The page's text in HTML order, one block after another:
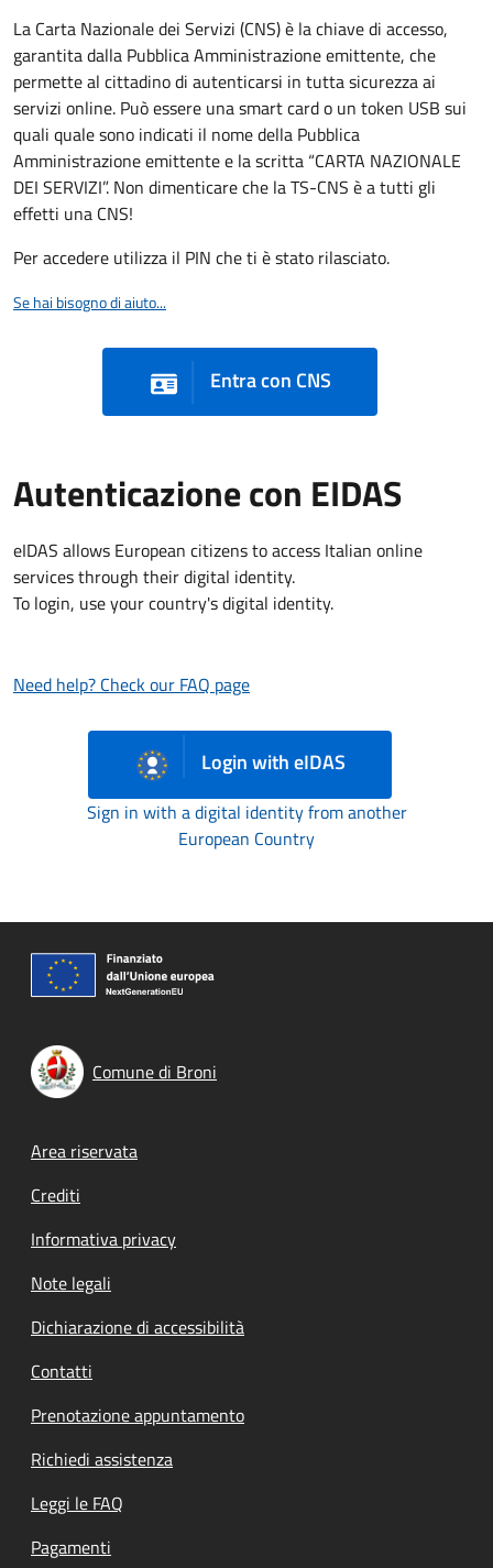
La Carta Nazionale dei Servizi (CNS) è la chiave di accesso,
garantita dalla Pubblica Amministrazione emittente, che
permette al cittadino di autenticarsi in tutta sicurezza ai
servizi online. Può essere una smart card o un token USB sui
quali quale sono indicati il nome della Pubblica
Amministrazione emittente e la scritta “CARTA NAZIONALE
DEI SERVIZI”. Non dimenticare che la TS-CNS è a tutti gli
effetti una CNS!
Per accedere utilizza il PIN che ti è stato rilasciato.
Se hai bisogno di aiuto...
Entra con CNS
Autenticazione con EIDAS
eIDAS allows European citizens to access Italian online
services through their digital identity.
To login, use your country's digital identity.
Need help? Check our FAQ page
Login with eIDAS
Sign in with a digital identity from another
European Country
Comune di Broni
Footer menu
Area riservata
Crediti
Informativa privacy
Note legali
Dichiarazione di accessibilità
Contatti
Prenotazione appuntamento
Richiedi assistenza
Leggi le FAQ
Pagamenti